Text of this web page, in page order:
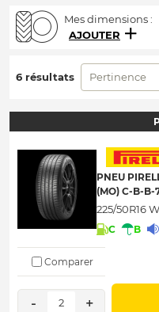
Mes dimensions :
AJOUTER
6 résultats Pertinence
PNEU
(MO) C-B-B-
225/50R16
C B
Comparer
- 2 +